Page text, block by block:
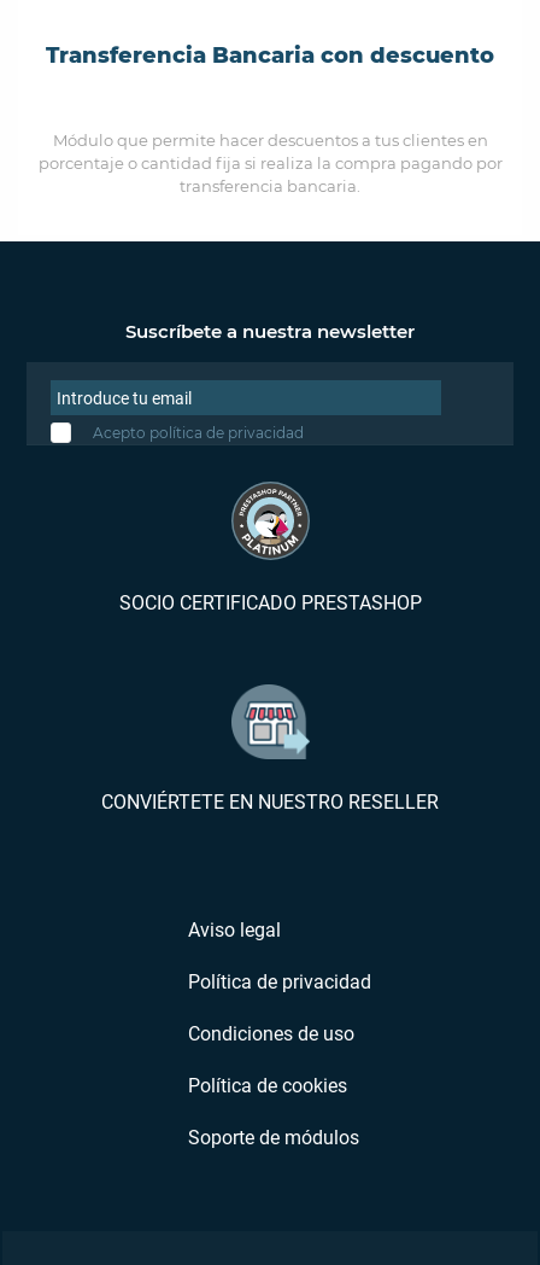
Transferencia Bancaria con descuento
Módulo que permite hacer descuentos a tus clientes en
porcentaje o cantidad fija si realiza la compra pagando por
transferencia bancaria.
Suscríbete a nuestra newsletter
Acepto política de privacidad
SOCIO CERTIFICADO PRESTASHOP
CONVIÉRTETE EN NUESTRO RESELLER
Aviso legal
Política de privacidad
Condiciones de uso
Política de cookies
Soporte de módulos